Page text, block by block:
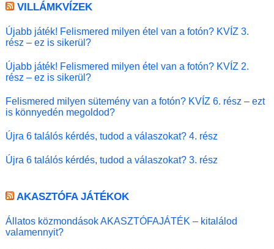
VILLÁMKVÍZEK
Újabb játék! Felismered milyen étel van a fotón? KVÍZ 3.
rész – ez is sikerül?
Újabb játék! Felismered milyen étel van a fotón? KVÍZ 2.
rész – ez is sikerül?
Felismered milyen sütemény van a fotón? KVÍZ 6. rész – ezt
is könnyedén megoldod?
Újra 6 találós kérdés, tudod a válaszokat? 4. rész
Újra 6 találós kérdés, tudod a válaszokat? 3. rész
AKASZTÓFA JÁTÉKOK
Állatos közmondások AKASZTÓFAJÁTÉK – kitalálod
valamennyit?